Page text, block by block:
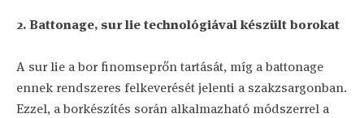
2. Battonage, sur lie technológiával készült borokat
A sur lie a bor finomseprőn tartását, míg a battonage
ennek rendszeres felkeverését jelenti a szakzsargonban.
Ezzel, a borkészítés során alkalmazható módszerrel a